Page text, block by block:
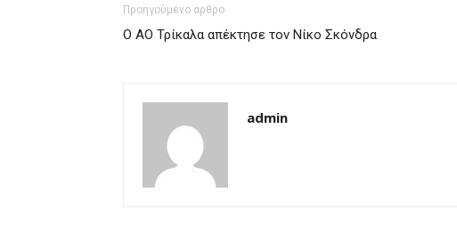
Προηγούμενο άρθρο
Ο ΑΟ Τρίκαλα απέκτησε τον Νίκο Σκόνδρα
admin